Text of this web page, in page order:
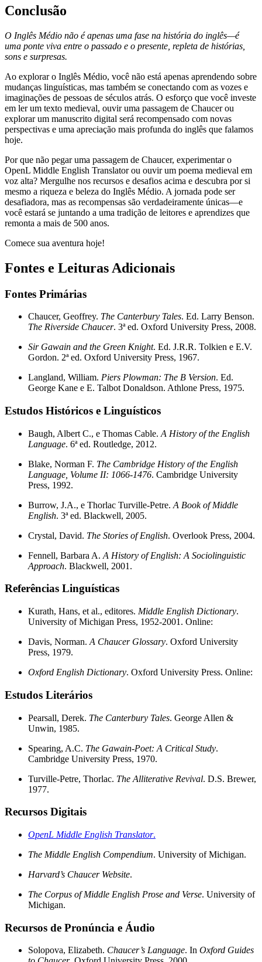
Conclusão
O Inglês Médio não é apenas uma fase na história do inglês—é
uma ponte viva entre o passado e o presente, repleta de histórias,
sons e surpresas.
Ao explorar o Inglês Médio, você não está apenas aprendendo sobre
mudanças linguísticas, mas também se conectando com as vozes e
imaginações de pessoas de séculos atrás. O esforço que você investe
em ler um texto medieval, ouvir uma passagem de Chaucer ou
explorar um manuscrito digital será recompensado com novas
perspectivas e uma apreciação mais profunda do inglês que falamos
hoje.
Por que não pegar uma passagem de Chaucer, experimentar o
OpenL Middle English Translator ou ouvir um poema medieval em
voz alta? Mergulhe nos recursos e desafios acima e descubra por si
mesmo a riqueza e beleza do Inglês Médio. A jornada pode ser
desafiadora, mas as recompensas são verdadeiramente únicas—e
você estará se juntando a uma tradição de leitores e aprendizes que
remonta a mais de 500 anos.
Comece sua aventura hoje!
Fontes e Leituras Adicionais
Fontes Primárias
Chaucer, Geoffrey. The Canterbury Tales. Ed. Larry Benson.
The Riverside Chaucer. 3ª ed. Oxford University Press, 2008.
Sir Gawain and the Green Knight. Ed. J.R.R. Tolkien e E.V.
Gordon. 2ª ed. Oxford University Press, 1967.
Langland, William. Piers Plowman: The B Version. Ed.
George Kane e E. Talbot Donaldson. Athlone Press, 1975.
Estudos Históricos e Linguísticos
Baugh, Albert C., e Thomas Cable. A History of the English
Language. 6ª ed. Routledge, 2012.
Blake, Norman F. The Cambridge History of the English
Language, Volume II: 1066-1476. Cambridge University
Press, 1992.
Burrow, J.A., e Thorlac Turville-Petre. A Book of Middle
English. 3ª ed. Blackwell, 2005.
Crystal, David. The Stories of English. Overlook Press, 2004.
Fennell, Barbara A. A History of English: A Sociolinguistic
Approach. Blackwell, 2001.
Referências Linguísticas
Kurath, Hans, et al., editores. Middle English Dictionary.
University of Michigan Press, 1952-2001. Online:
Davis, Norman. A Chaucer Glossary. Oxford University
Press, 1979.
Oxford English Dictionary. Oxford University Press. Online:
Estudos Literários
Pearsall, Derek. The Canterbury Tales. George Allen &
Unwin, 1985.
Spearing, A.C. The Gawain-Poet: A Critical Study.
Cambridge University Press, 1970.
Turville-Petre, Thorlac. The Alliterative Revival. D.S. Brewer,
1977.
Recursos Digitais
OpenL Middle English Translator.
The Middle English Compendium. University of Michigan.
Harvard’s Chaucer Website.
The Corpus of Middle English Prose and Verse. University of
Michigan.
Recursos de Pronúncia e Áudio
Solopova, Elizabeth. Chaucer’s Language. In Oxford Guides